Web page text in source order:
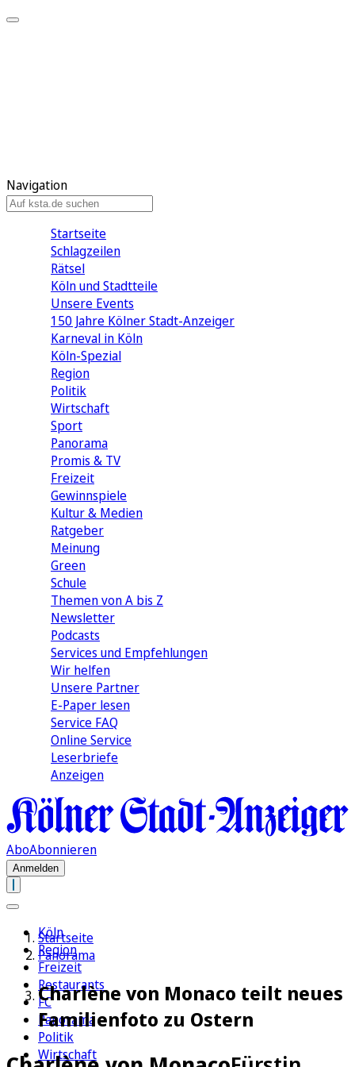
Navigation
Startseite
Schlagzeilen
Rätsel
Köln und Stadtteile
Unsere Events
150 Jahre Kölner Stadt-Anzeiger
Karneval in Köln
Köln-Spezial
Region
Politik
Wirtschaft
Sport
Panorama
Promis & TV
Freizeit
Gewinnspiele
Kultur & Medien
Ratgeber
Meinung
Green
Schule
Themen von A bis Z
Newsletter
Podcasts
Services und Empfehlungen
Wir helfen
Unsere Partner
E-Paper lesen
Service FAQ
Online Service
Leserbriefe
Anzeigen
AboAbonnieren
Anmelden
Köln
Region
Freizeit
Restaurants
FC
Panorama
Politik
Wirtschaft
Startseite
Panorama
Charlène von Monaco teilt neues
Familienfoto zu Ostern